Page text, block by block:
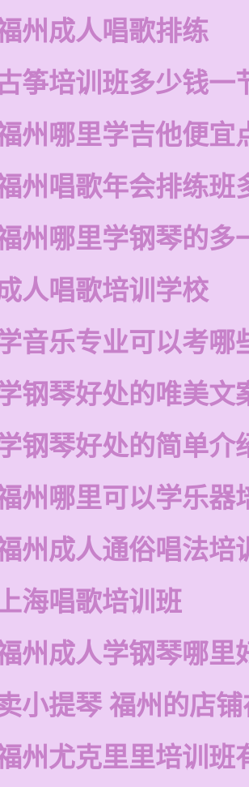
州成人唱歌排练
筝培训班多少钱一
州哪里学吉他便宜
州唱歌年会排练班
州哪里学钢琴的多
人唱歌培训学校
音乐专业可以考哪
钢琴好处的唯美文
钢琴好处的简单介
州哪里可以学乐器
州成人通俗唱法培
海唱歌培训班
州成人学钢琴哪里
小提琴 福州的店
州尤克里里培训班